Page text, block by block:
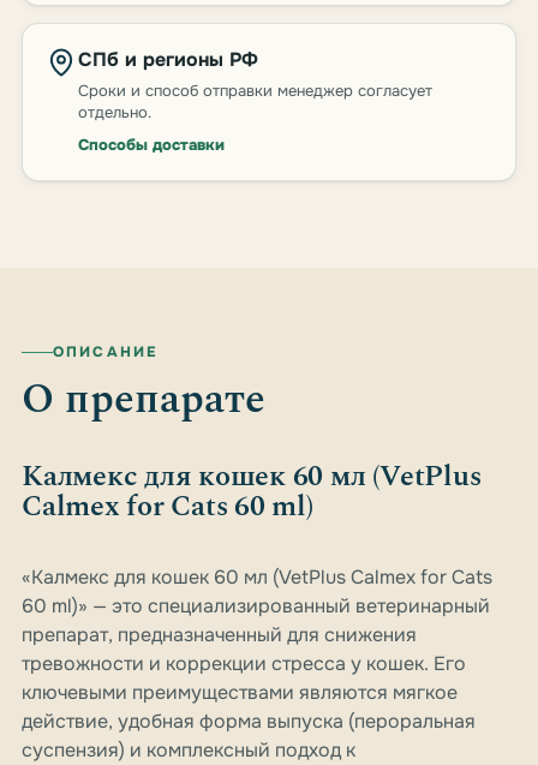
СПб и регионы РФ
Сроки и способ отправки менеджер согласует
отдельно.
Способы доставки
ОПИСАНИЕ
О препарате
Калмекс для кошек 60 мл (VetPlus
Calmex for Cats 60 ml)
«Калмекс для кошек 60 мл (VetPlus Calmex for Cats
60 ml)» — это специализированный ветеринарный
препарат, предназначенный для снижения
тревожности и коррекции стресса у кошек. Его
ключевыми преимуществами являются мягкое
действие, удобная форма выпуска (пероральная
суспензия) и комплексный подход к